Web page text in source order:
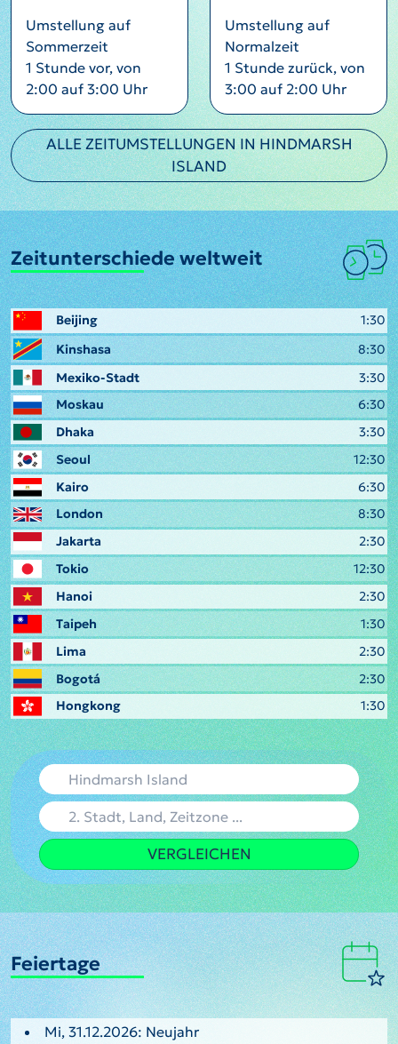
Umstellung auf
Sommerzeit
1 Stunde vor, von
2:00 auf 3:00 Uhr
Umstellung auf
Normalzeit
1 Stunde zurück, von
3:00 auf 2:00 Uhr
ALLE ZEITUMSTELLUNGEN IN HINDMARSH
ISLAND
Zeitunterschiede weltweit
Beijing
1:30
Kinshasa
8:30
Mexiko-Stadt
3:30
Moskau
6:30
Dhaka
3:30
Seoul
12:30
Kairo
6:30
London
8:30
Jakarta
2:30
Tokio
12:30
Hanoi
2:30
Taipeh
1:30
Lima
2:30
Bogotá
2:30
Hongkong
1:30
VERGLEICHEN
Feiertage
Mi, 31.12.2026: Neujahr